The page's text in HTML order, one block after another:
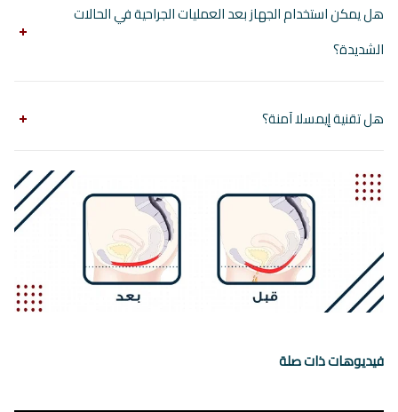
هل يمكن استخدام الجهاز بعد العمليات الجراحية في الحالات
الشديدة؟
هل تقنية إيمسلا آمنة؟
فيديوهات ذات صلة